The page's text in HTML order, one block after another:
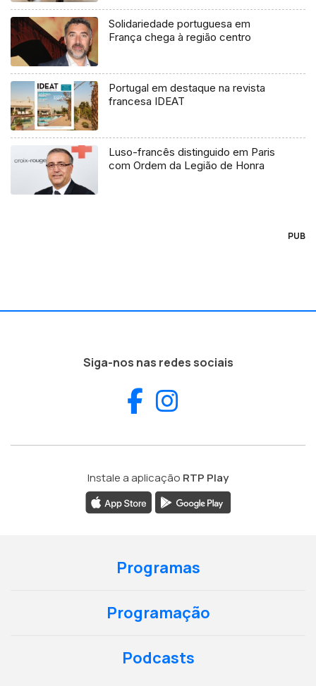
Solidariedade portuguesa em
França chega à região centro
Portugal em destaque na revista
francesa IDEAT
Luso-francês distinguido em Paris
com Ordem da Legião de Honra
PUB
Siga-nos nas redes sociais
Facebook
Instale a aplicação RTP Play
Programas
Programação
Podcasts